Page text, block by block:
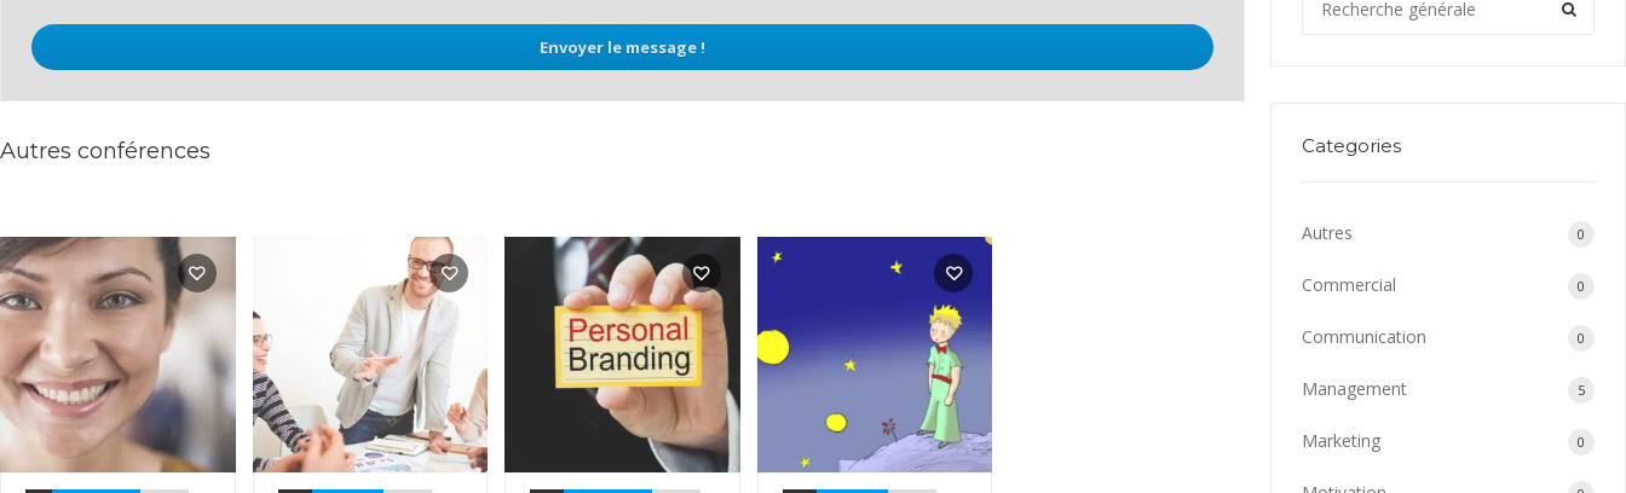
Envoyer le message !
Autres conférences Categories
Autres 0
Commercial 0
Communication 0
Management 5
Marketing 0